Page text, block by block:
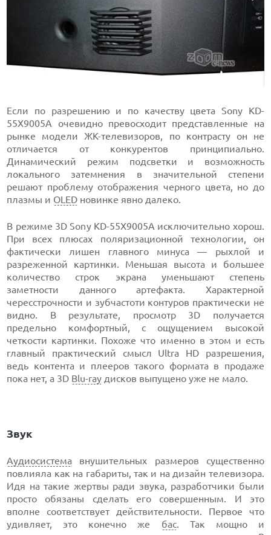
Если по разрешению и по качеству цвета Sony KD-
55X9005A очевидно превосходит представленные на
рынке модели ЖК-телевизоров, по контрасту он не
отличается от конкурентов принципиально.
Динамический режим подсветки и возможность
локального затемнения в значительной степени
решают проблему отображения черного цвета, но до
плазмы и OLED новинке явно далеко.
В режиме 3D Sony KD-55X9005A исключительно хорош.
При всех плюсах поляризационной технологии, он
фактически лишен главного минуса — рыхлой и
разреженной картинки. Меньшая высота и большее
количество строк экрана уменьшают степень
заметности данного артефакта. Характерной
чересстрочности и зубчастоти контуров практически не
видно. В результате, просмотр 3D получается
предельно комфортный, с ощущением высокой
четкости картинки. Похоже что именно в этом и есть
главный практический смысл Ultra HD разрешения,
ведь контента и плееров такого формата в продаже
пока нет, а 3D Blu-ray дисков выпущено уже не мало.
Звук
Аудиосистема внушительных размеров существенно
повлияла как на габариты, так и на дизайн телевизора.
Идя на такие жертвы ради звука, разработчики были
просто обязаны сделать его совершенным. И это
вполне соответствует действительности. Первое что
удивляет, это конечно же бас. Так мощно и